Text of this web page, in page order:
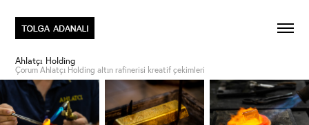
Ahlatçı Holding
Çorum Ahlatçı Holding altın rafinerisi kreatif çekimleri